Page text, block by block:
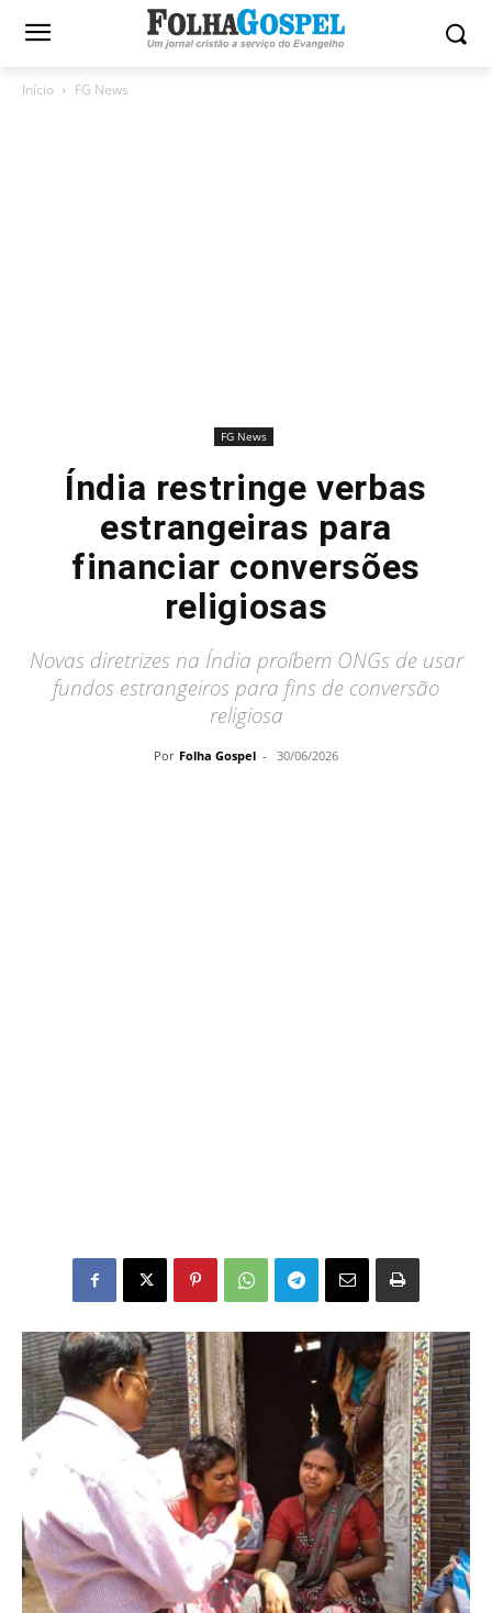
Início FG News
FG News
Índia restringe verbas
estrangeiras para
financiar conversões
religiosas
Novas diretrizes na Índia proíbem ONGs de usar
fundos estrangeiros para fins de conversão
religiosa
Por Folha Gospel - 30/06/2026